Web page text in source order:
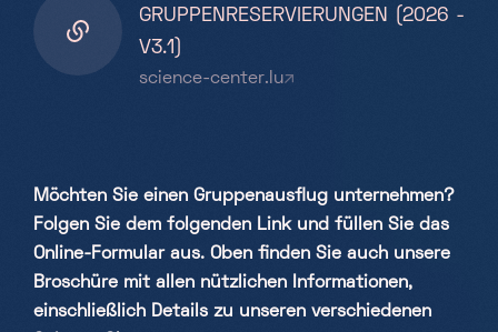
GRUPPENRESERVIERUNGEN (2026 -
V3.1)
science-center.lu
Möchten Sie einen Gruppenausflug unternehmen?
Folgen Sie dem folgenden Link und füllen Sie das
Online-Formular aus. Oben finden Sie auch unsere
Broschüre mit allen nützlichen Informationen,
einschließlich Details zu unseren verschiedenen